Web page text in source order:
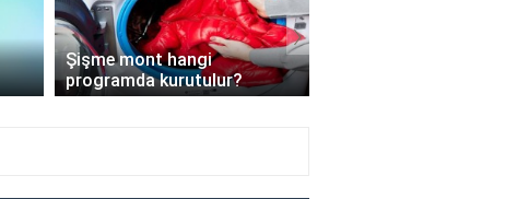
Şişme mont hangi
programda kurutulur?
›